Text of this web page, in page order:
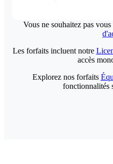
Vous ne souhaitez pas vous
Les forfaits incluent notre
accès
Explorez nos forfaits
fonctionnalités